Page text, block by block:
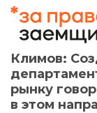
Климов:
рынку
в этом